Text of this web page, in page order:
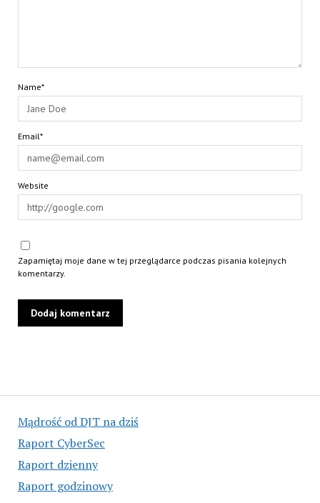
Mądrość od DJT na dziś
Raport CyberSec
Raport dzienny
Raport godzinowy
Name*
Email*
Website
Zapamiętaj moje dane w tej przeglądarce podczas pisania kolejnych
komentarzy.